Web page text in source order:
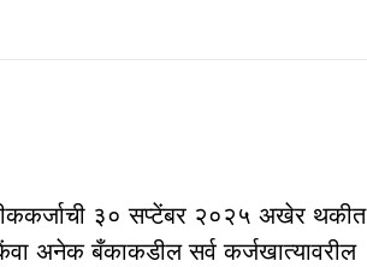
३० सप्टेंबर २०२५ अखेर थकीत
अनेक बँकाकडील सर्व कर्जखात्यावरील